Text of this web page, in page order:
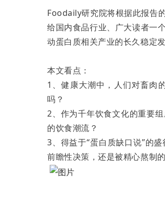
Foodaily研究院将根据此报告
给国内食品行业、广大读者一
动蛋白质相关产业的长久稳定发
本文看点：
1、健康大潮中，人们对畜肉
吗？
2、作为千年饮食文化的重要
的饮食潮流？
3、得益于“蛋白质缺口说”的
前瞻性决策，还是被精心熬制